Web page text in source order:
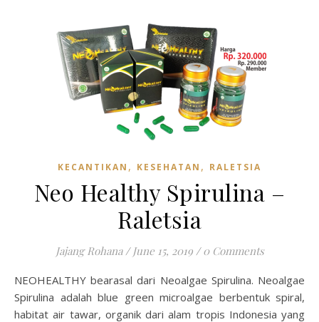
KECANTIKAN , KESEHATAN , RALETSIA
Neo Healthy Spirulina –
Raletsia
Jajang Rohana / June 15, 2019 / 0 Comments
NEOHEALTHY bearasal dari Neoalgae Spirulina. Neoalgae
Spirulina adalah blue green microalgae berbentuk spiral,
habitat air tawar, organik dari alam tropis Indonesia yang